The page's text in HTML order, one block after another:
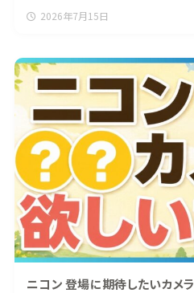
2026年7月15日
ニコン 登場に期待したいカメ